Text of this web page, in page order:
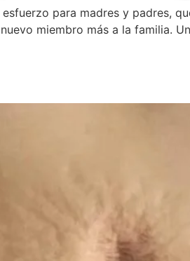
para madres y padres,
miembro más a la familia.